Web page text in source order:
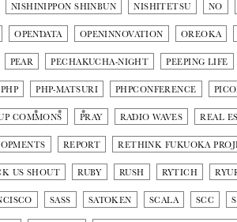
NISHINIPPON SHINBUN NISHITETSU NO
OPENDATA OPENINNOVATION OREOKA
PEAR PECHAKUCHA-NIGHT PEEPING LIFE
PHP PHP-MATSURI PHPCONFERENCE
COMMONS PRAY RADIO WAVES REAL
REPORT RETHINK FUKUOKA
US SHOUT RUBY RUSH RYTICH
SASS SATOKEN SCALA SCC